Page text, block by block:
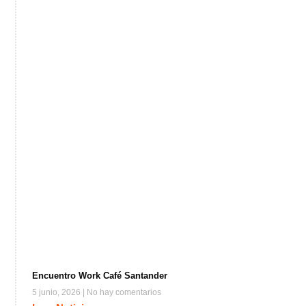
Encuentro Work Café Santander
5 junio, 2026 No hay comentarios